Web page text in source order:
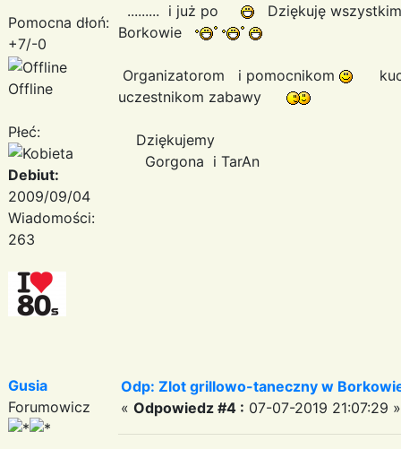
Pomocna dłoń:
+7/-0
Offline
Płeć:
Debiut:
2009/09/04
Wiadomości:
263
......... i już po
Dziękuję
Borkowie
Organizatorom i pomocnikom
uczestnikom zabawy
Dziękujemy
Gorgona i TarAn
Gusia
Forumowicz
Odp: Zlot grillowo-taneczny w
« Odpowiedz #4 : 07-07-2019 21:07:29 »